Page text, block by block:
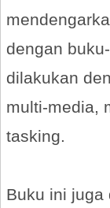
dengan
dilakukan
multi-media,
tasking.
Buku ini juga